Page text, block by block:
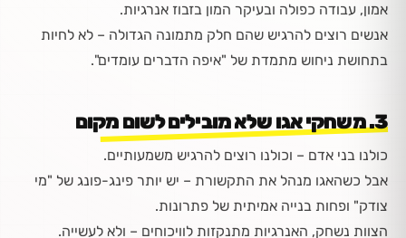
אמון, עבודה כפולה ובעיקר המון בזבוז אנרגיות.
אנשים רוצים להרגיש שהם חלק מתמונה הגדולה – לא לחיות
בתחושת ניחוש מתמדת של "איפה הדברים עומדים".
3. משחקי אגו שלא מובילים לשום מקום
כולנו בני אדם – וכולנו רוצים להרגיש משמעותיים.
אבל כשהאגו מנהל את התקשורת – יש יותר פינג-פונג של "מי
צודק" ופחות בנייה אמיתית של פתרונות.
הצוות נשחק, האנרגיות מתנקזות לוויכוחים – ולא לעשייה.